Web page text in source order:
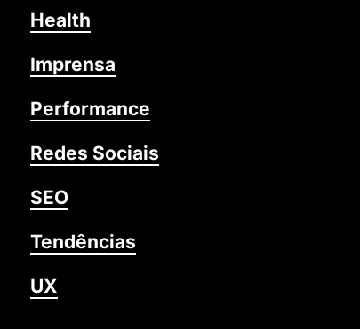
Health
Imprensa
Performance
Redes Sociais
SEO
Tendências
UX